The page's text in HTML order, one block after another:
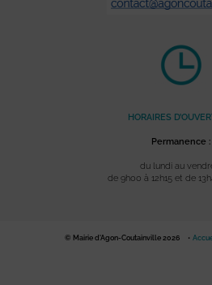
HORAIRES
Permanence :
du lundi au
de 9h00 à 12h15 et de
© Mairie d'Agon-Coutainville 2026